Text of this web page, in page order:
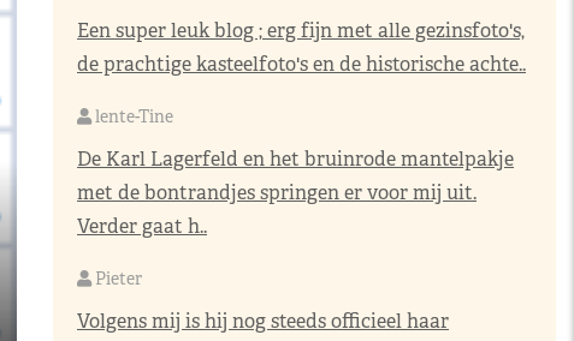
Een super leuk blog ; erg fijn met alle gezinsfoto's,
de prachtige kasteelfoto's en de historische achte..
lente-Tine
De Karl Lagerfeld en het bruinrode mantelpakje
met de bontrandjes springen er voor mij uit.
Verder gaat h..
Pieter
Volgens mij is hij nog steeds officieel haar